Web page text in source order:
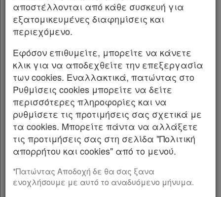
Χρήσιμα
Assistant
Νομολογία
Kodiko
Forum
Αναζήτηση
Κ.Α.Δ.
Άρθρο 3 [-]
Παρ.1
Παρ.2
Παρ.3
Παρ.4
Παρ.5
Παρ.6
Άρθρο 4
Άρθρο 5 [-]
Παρ.1
Παρ.2
Άρθρο 6 [-]
Παρ.1
Παρ.2
Παρ.3
1. Στις διατάξεις του νόμου αυτού υπάγονται
οι μισθώσεις ακινήτων που χρησιμοποιούνται
κατοικία.
2. Σε περίπτωση που έχει συμφωνηθεί μικτή
χρήση, ο νόμος αυτός εφαρμόζεται μόνο αν η
χρήση του μισθίου για κύρια κατοικία είναι η
προέχουσα.
3. Οι μισθώσεις αυτές, εφ` όσον δεν ορίζονται
διαφορετικά στο νόμο αυτόν, διέπονται από
τους συμβατικούς τους όρους και από τις
διατάξεις του αστικού κώδικα.
αποστέλλονται από κάθε συσκευή για
εξατομικευμένες διαφημίσεις και
περιεχόμενο.
Εφόσον επιθυμείτε, μπορείτε να κάνετε
κλικ για να αποδεχθείτε την επεξεργασία
των cookies. Εναλλακτικά, πατώντας στο
Ρυθμίσεις cookies μπορείτε να δείτε
περισσότερες πληροφορίες και να
ρυθμίσετε τις προτιμήσεις σας σχετικά με
τα cookies. Μπορείτε πάντα να αλλάξετε
τις προτιμήσεις σας στη σελίδα "Πολιτική
απορρήτου και cookies" από το μενού.
*Πατώντας Αποδοχή δε θα σας ξανα
ενοχλήσουμε με αυτό το αναδυόμενο μήνυμα.